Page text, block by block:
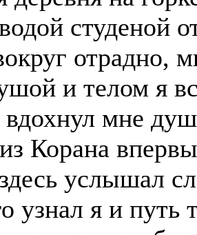
студеной
отрадно,
и телом я
вдохнул мне
Корана
услышал
узнал я и путь